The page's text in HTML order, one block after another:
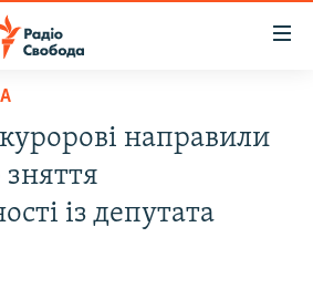
направили
із депутата